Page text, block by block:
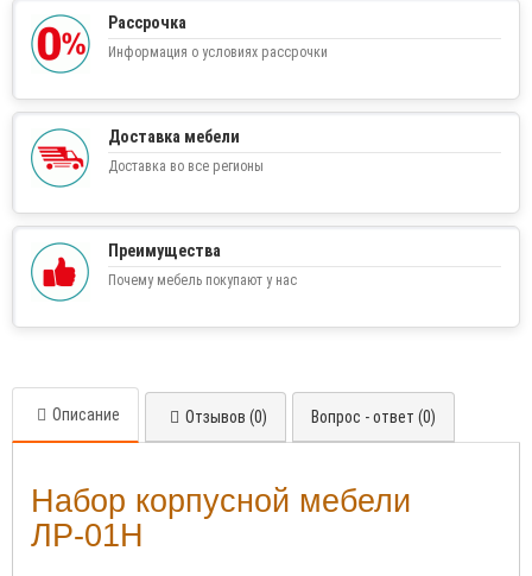
Рассрочка
Информация о условиях рассрочки
Доставка мебели
Доставка во все регионы
Преимущества
Почему мебель покупают у нас
Описание Отзывов (0) Вопрос - ответ (0)
Набор корпусной мебели
ЛР-01Н